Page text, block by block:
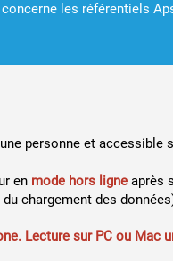
les référentiels
personne et accessible
en mode hors ligne après
chargement des
Lecture sur PC ou Mac